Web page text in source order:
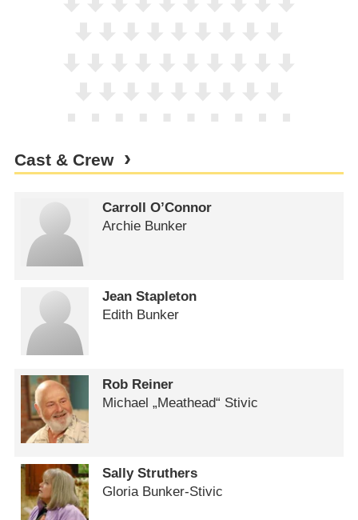
Cast & Crew
Carroll O’Connor
Archie Bunker
Jean Stapleton
Edith Bunker
Rob Reiner
Michael „Meathead“ Stivic
Sally Struthers
Gloria Bunker-Stivic